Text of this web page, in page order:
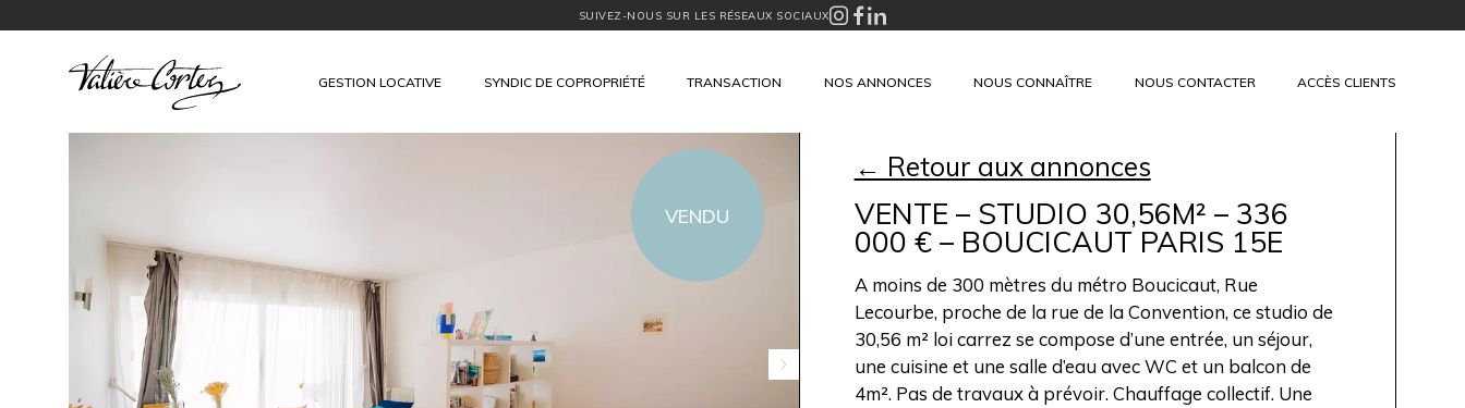
SUIVEZ-NOUS SUR LES RÉSEAUX SOCIAUX
GESTION LOCATIVE SYNDIC DE COPROPRIÉTÉ TRANSACTION NOS ANNONCES NOUS CONNAÎTRE NOUS CONTACTER ACCÈS CLIENTS
VENDU
← Retour aux annonces
VENTE – STUDIO 30,56M² – 336
000 € – BOUCICAUT PARIS 15E
A moins de 300 mètres du métro Boucicaut, Rue
Lecourbe, proche de la rue de la Convention, ce studio de
30,56 m² loi carrez se compose d’une entrée, un séjour,
une cuisine et une salle d’eau avec WC et un balcon de
4m². Pas de travaux à prévoir. Chauffage collectif. Une